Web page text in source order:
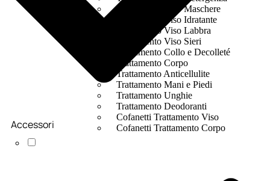
Trattamento Viso Maschere
Trattamento Viso Idratante
Trattamento Viso Labbra
Trattamento Viso Sieri
Trattamento Collo e Decolleté
Trattamento Corpo
Trattamento Anticellulite
Trattamento Mani e Piedi
Trattamento Unghie
Trattamento Deodoranti
Cofanetti Trattamento Viso
Cofanetti Trattamento Corpo
Accessori